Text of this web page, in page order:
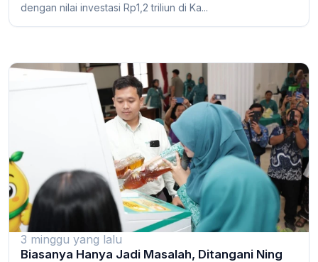
dengan nilai investasi Rp1,2 triliun di Ka...
3 minggu yang lalu
Biasanya Hanya Jadi Masalah, Ditangani Ning